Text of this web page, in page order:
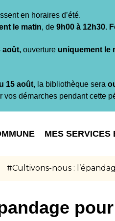
en horaires d’été.
le matin, de 9h00 à 12h30.
août, ouverture uniquement le
15 août, la bibliothèque sera
vos démarches pendant cette
MES SERVICES
#Cultivons-nous :